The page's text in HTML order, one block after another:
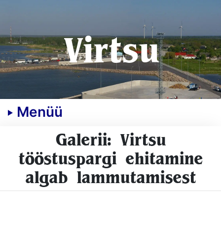
Virtsu
Menüü
Galerii: Virtsu
tööstuspargi ehitamine
algab lammutamisest